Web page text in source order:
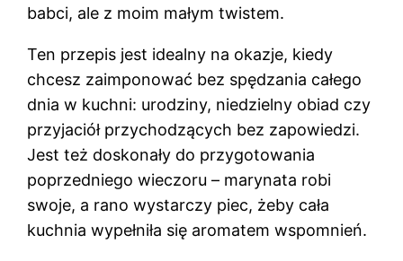
babci, ale z moim małym twistem.
Ten przepis jest idealny na okazje, kiedy
chcesz zaimponować bez spędzania całego
dnia w kuchni: urodziny, niedzielny obiad czy
przyjaciół przychodzących bez zapowiedzi.
Jest też doskonały do przygotowania
poprzedniego wieczoru – marynata robi
swoje, a rano wystarczy piec, żeby cała
kuchnia wypełniła się aromatem wspomnień.